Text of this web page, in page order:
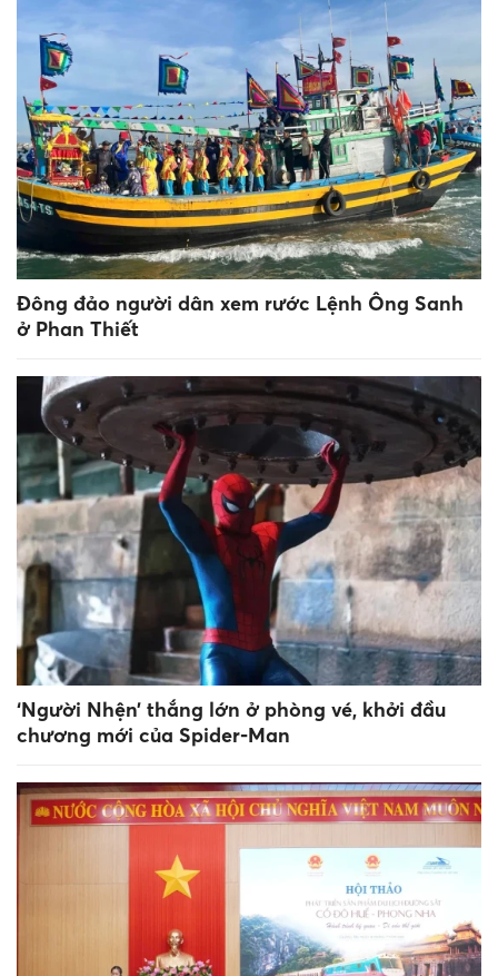
Đông đảo người dân xem rước Lệnh Ông Sanh
ở Phan Thiết
‘Người Nhện’ thắng lớn ở phòng vé, khởi đầu
chương mới của Spider-Man